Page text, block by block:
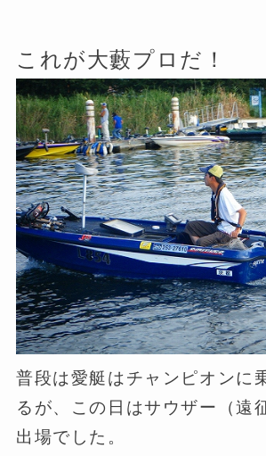
これが大藪プロだ！
普段は愛艇はチャンピオンに
るが、この日はサウザー（遠
出場でした。